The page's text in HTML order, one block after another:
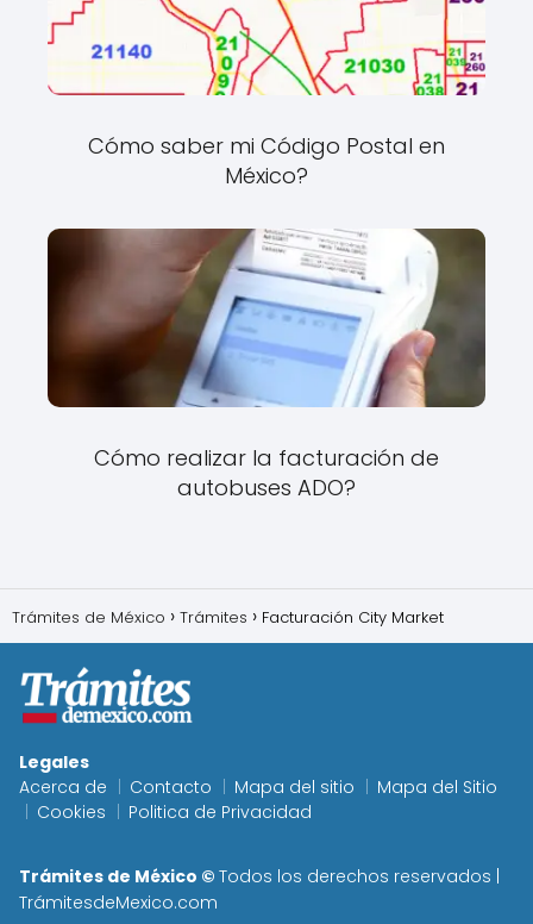
Cómo saber mi Código Postal en
México?
Cómo realizar la facturación de
autobuses ADO?
Trámites de México Trámites Facturación City Market
Legales
Acerca de
Contacto Mapa del sitio
Mapa del Sitio
Cookies
Politica de Privacidad
Trámites de México © Todos los derechos reservados |
TrámitesdeMexico.com